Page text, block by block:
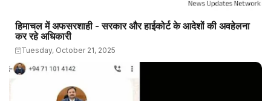
हिमाचल में अफसरशाही - सरकार और हाईकोर्ट के आदेशों की अवहेलना
कर रहे अधिकारी
Tuesday, October 21, 2025